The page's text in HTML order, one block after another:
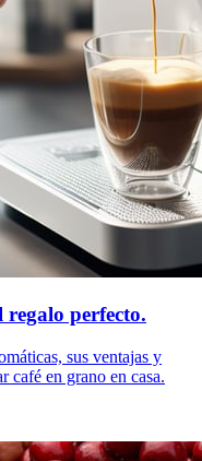
regalo perfecto.
sus ventajas y
café en grano en casa.